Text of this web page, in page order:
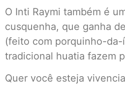
O Inti Raymi também é
cusquenha, que ganha
(feito com porquinho-
tradicional huatia fazem
Quer você esteja